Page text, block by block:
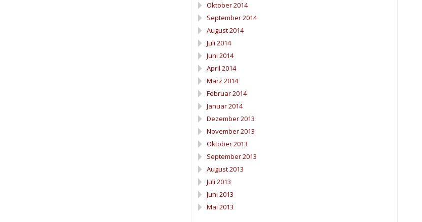
Oktober 2014
September 2014
August 2014
Juli 2014
Juni 2014
April 2014
März 2014
Februar 2014
Januar 2014
Dezember 2013
November 2013
Oktober 2013
September 2013
August 2013
Juli 2013
Juni 2013
Mai 2013